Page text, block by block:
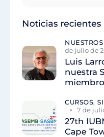
Noticias recientes
de julio de
Luis
nuestra
CURSOS,
7 de
27th
Cape